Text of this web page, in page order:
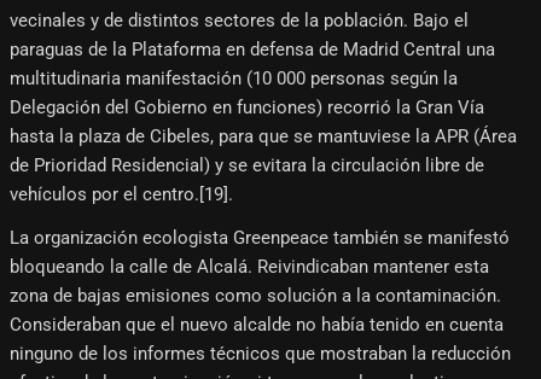
vecinales y de distintos sectores de la población. Bajo el
paraguas de la Plataforma en defensa de Madrid Central una
multitudinaria manifestación (10 000 personas según la
Delegación del Gobierno en funciones) recorrió la Gran Vía
hasta la plaza de Cibeles, para que se mantuviese la APR (Área
de Prioridad Residencial) y se evitara la circulación libre de
vehículos por el centro.[19]​.
La organización ecologista Greenpeace también se manifestó
bloqueando la calle de Alcalá. Reivindicaban mantener esta
zona de bajas emisiones como solución a la contaminación.
Consideraban que el nuevo alcalde no había tenido en cuenta
ninguno de los informes técnicos que mostraban la reducción